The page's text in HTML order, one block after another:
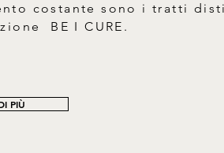
costante sono i tratti
BE I CURE.
PIÙ